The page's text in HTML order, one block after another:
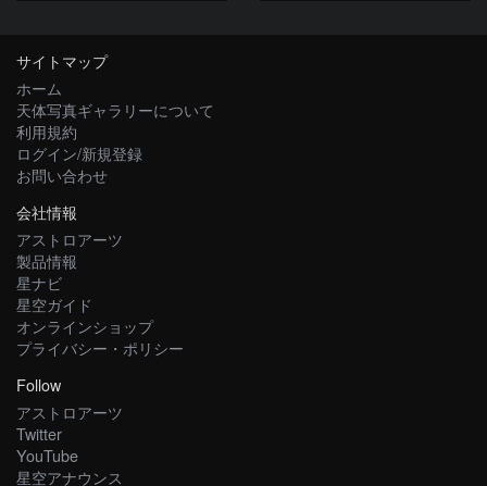
サイトマップ
ホーム
天体写真ギャラリーについて
利用規約
ログイン/新規登録
お問い合わせ
会社情報
アストロアーツ
製品情報
星ナビ
星空ガイド
オンラインショップ
プライバシー・ポリシー
Follow
アストロアーツ
Twitter
YouTube
星空アナウンス